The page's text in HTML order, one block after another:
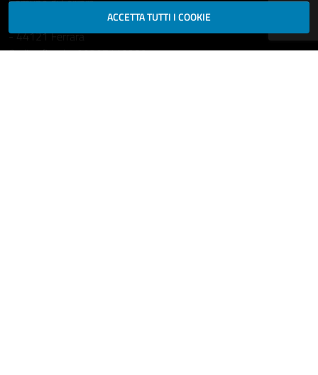
Piazza del Municipio, 2
- 44121 Ferrara
Codice fiscale: 00297110389
ACCETTA TUTTI I COOKIE